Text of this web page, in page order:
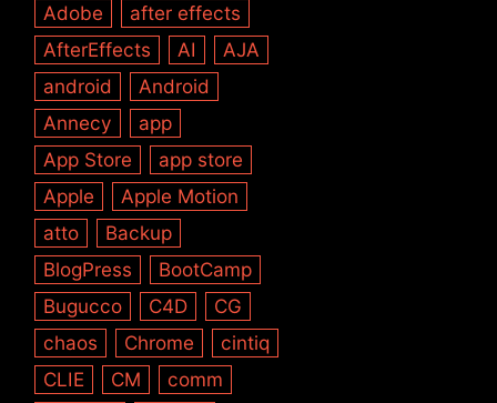
Adobe
after effects
AfterEffects
AI
AJA
android
Android
Annecy
app
App Store
app store
Apple
Apple Motion
atto
Backup
BlogPress
BootCamp
Bugucco
C4D
CG
chaos
Chrome
cintiq
CLIE
CM
comm